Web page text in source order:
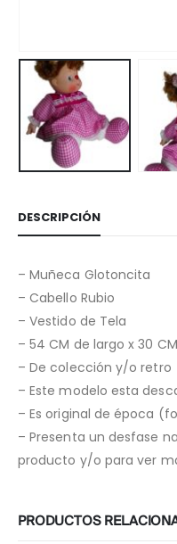
DESCRIPCIÓN
– Muñeca Glotoncita
– Cabello Rubio
– Vestido de Tela
– 54 CM de largo x 30
– De colección y/o retro
– Este modelo esta
– Es original de época
– Presenta un desfase
producto y/o para ver
PRODUCTOS